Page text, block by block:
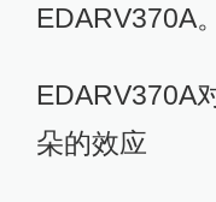
EDARV370A。
EDARV370A
朵的效应